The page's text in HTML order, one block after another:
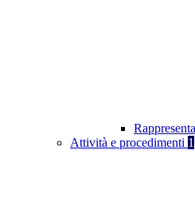
Attività e procedimenti 1